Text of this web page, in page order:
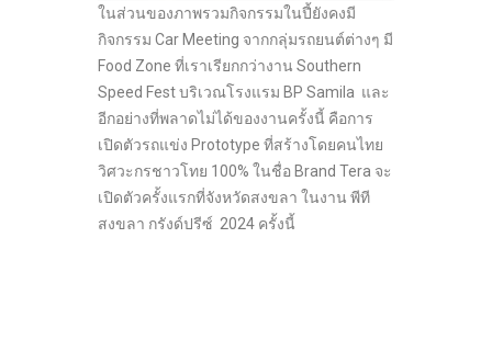
ในส่วนของภาพรวมกิจกรรมในปี้ยังคงมี
กิจกรรม Car Meeting จากกลุ่มรถยนต์ต่างๆ มี
Food Zone ที่เราเรียกกว่างาน Southern
Speed Fest บริเวณโรงแรม BP Samila และ
อีกอย่างที่พลาดไม่ได้ของงานครั้งนี้ คือการ
เปิดตัวรถแข่ง Prototype ที่สร้างโดยคนไทย
วิศวะกรชาวโทย 100% ในชื่อ Brand Tera จะ
เปิดตัวครั้งแรกที่จังหวัดสงขลา ในงาน พีที
สงขลา กรังด์ปรีซ์ 2024 ครั้งนี้